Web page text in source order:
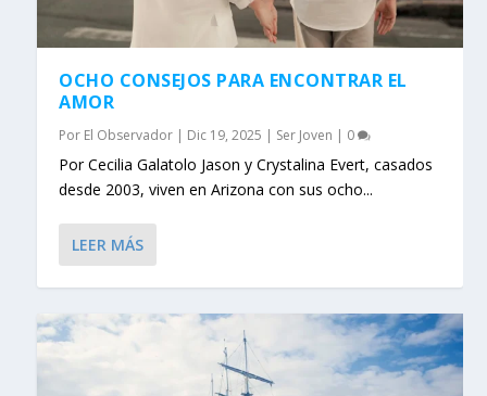
OCHO CONSEJOS PARA ENCONTRAR EL
AMOR
Por El Observador | Dic 19, 2025 | Ser Joven | 0
Por Cecilia Galatolo Jason y Crystalina Evert, casados
desde 2003, viven en Arizona con sus ocho...
LEER MÁS